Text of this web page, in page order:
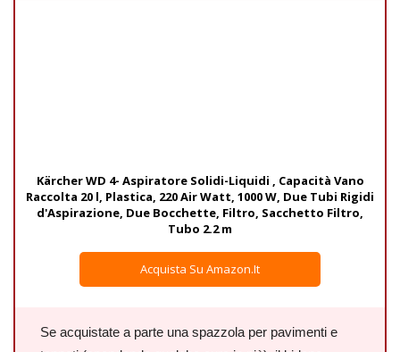
Kärcher WD 4- Aspiratore Solidi-Liquidi , Capacità Vano
Raccolta 20 l, Plastica, 220 Air Watt, 1000 W, Due Tubi Rigidi
d'Aspirazione, Due Bocchette, Filtro, Sacchetto Filtro,
Tubo 2.2 m
Acquista Su Amazon.it
Se acquistate a parte una spazzola per pavimenti e